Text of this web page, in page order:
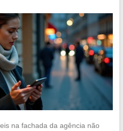
na fachada da agência não